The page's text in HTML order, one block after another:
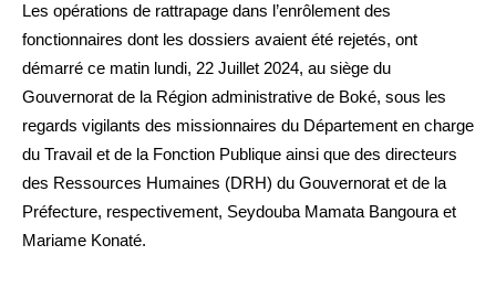
Les opérations de rattrapage dans l’enrôlement des
fonctionnaires dont les dossiers avaient été rejetés, ont
démarré ce matin lundi, 22 Juillet 2024, au siège du
Gouvernorat de la Région administrative de Boké, sous les
regards vigilants des missionnaires du Département en charge
du Travail et de la Fonction Publique ainsi que des directeurs
des Ressources Humaines (DRH) du Gouvernorat et de la
Préfecture, respectivement, Seydouba Mamata Bangoura et
Mariame Konaté.